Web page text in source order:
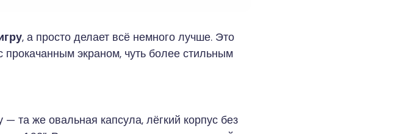
, а просто делает всё немного лучше. Это
экраном, чуть более стильным
та же овальная капсула, лёгкий корпус без